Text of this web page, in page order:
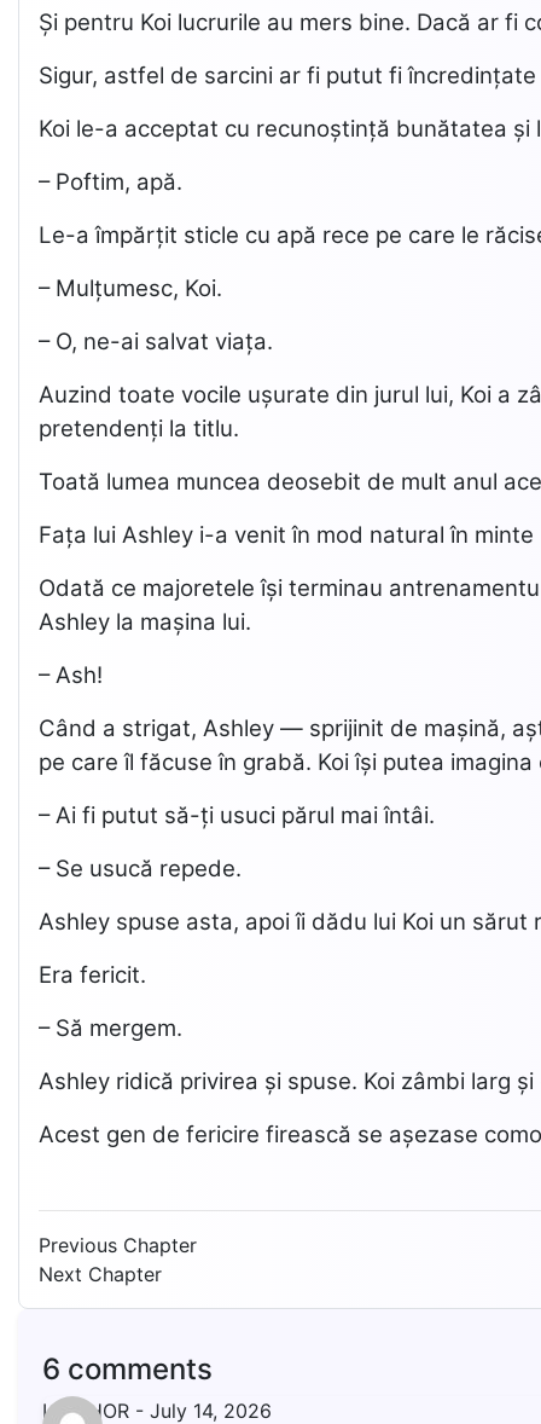
Și pentru Koi lucrurile au mers bine. Dacă ar
Sigur, astfel de sarcini ar fi putut fi
Koi le-a acceptat cu recunoștință bunătatea
– Poftim, apă.
Le-a împărțit sticle cu apă rece pe care le
– Mulțumesc, Koi.
– O, ne-ai salvat viața.
Auzind toate vocile ușurate din jurul lui, Koi a
pretendenți la titlu.
Toată lumea muncea deosebit de mult anul
Fața lui Ashley i-a venit în mod natural în
Odată ce majoretele își terminau
Ashley la mașina lui.
– Ash!
Când a strigat, Ashley — sprijinit de mașină,
pe care îl făcuse în grabă. Koi își putea
– Ai fi putut să-ți usuci părul mai întâi.
– Se usucă repede.
Ashley spuse asta, apoi îi dădu lui Koi un
Era fericit.
– Să mergem.
Ashley ridică privirea și spuse. Koi zâmbi larg
Acest gen de fericire firească se așezase
Previous Chapter
Next Chapter
6 comments
LIVISHOR - July 14, 2026